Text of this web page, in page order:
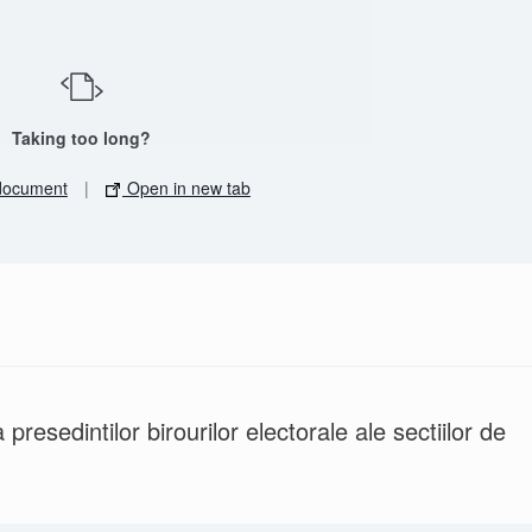
Taking too long?
| Open in new tab
birourilor electorale ale sectiilor de